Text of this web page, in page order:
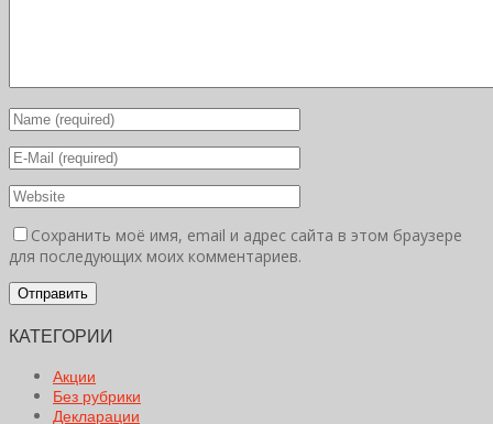
Сохранить моё имя, email и адрес сайта в этом браузере
для последующих моих комментариев.
КАТЕГОРИИ
Акции
Без рубрики
Декларации